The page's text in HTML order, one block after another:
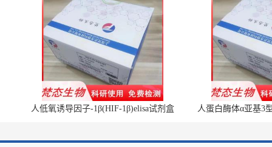
人低氧诱导因子-1β(HIF-1β)elisa试剂盒 人蛋白酶体α亚基3